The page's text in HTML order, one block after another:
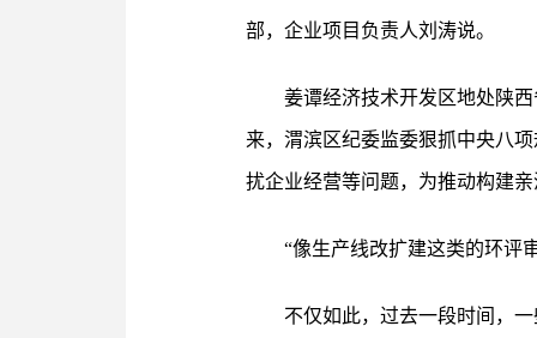
部，企业项目负责人刘涛说。
姜谭经济技术开发区地处陕
来，渭滨区纪委监委狠抓中央八
扰企业经营等问题，为推动构建
“像生产线改扩建这类的环评
不仅如此，过去一段时间，